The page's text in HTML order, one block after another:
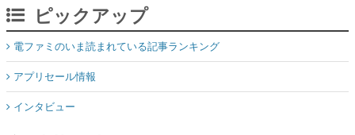
ピックアップ
電ファミのいま読まれている記事ランキング
アプリセール情報
インタビュー